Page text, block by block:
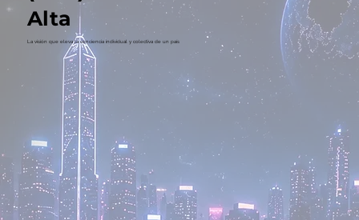
Alta
La visión que eleva la conciencia individual y colectiva de un país